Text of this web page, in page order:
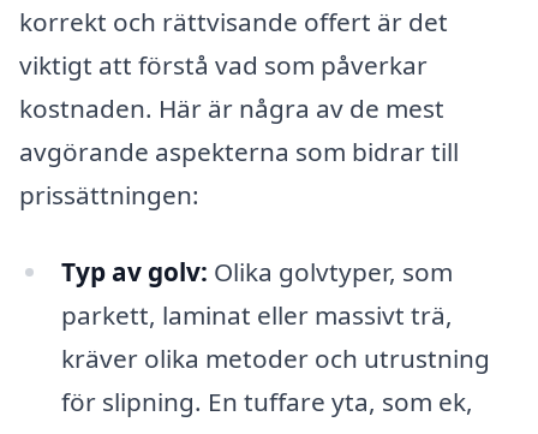
korrekt och rättvisande offert är det
viktigt att förstå vad som påverkar
kostnaden. Här är några av de mest
avgörande aspekterna som bidrar till
prissättningen:
Typ av golv: Olika golvtyper, som
parkett, laminat eller massivt trä,
kräver olika metoder och utrustning
för slipning. En tuffare yta, som ek,